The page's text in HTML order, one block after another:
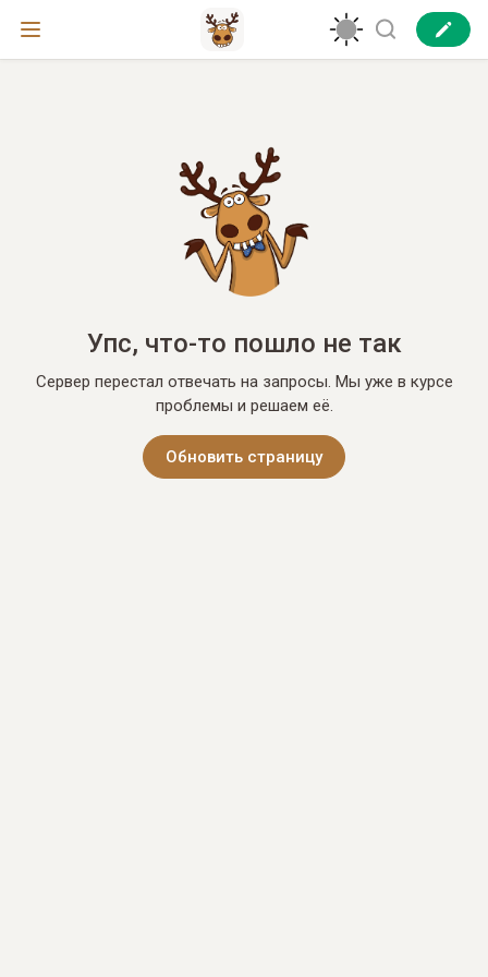
Упс, что-то пошло не так
Сервер перестал отвечать на запросы. Мы уже в курсе
проблемы и решаем её.
Обновить страницу